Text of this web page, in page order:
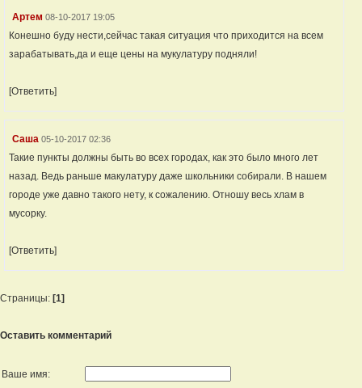
Артем 08-10-2017 19:05
Конешно буду нести,сейчас такая ситуация что приходится на всем
зарабатывать,да и еще цены на мукулатуру подняли!
[Ответить]
Саша 05-10-2017 02:36
Такие пункты должны быть во всех городах, как это было много лет
назад. Ведь раньше макулатуру даже школьники собирали. В нашем
городе уже давно такого нету, к сожалению. Отношу весь хлам в
мусорку.
[Ответить]
Страницы: [1]
Оставить комментарий
Ваше имя: